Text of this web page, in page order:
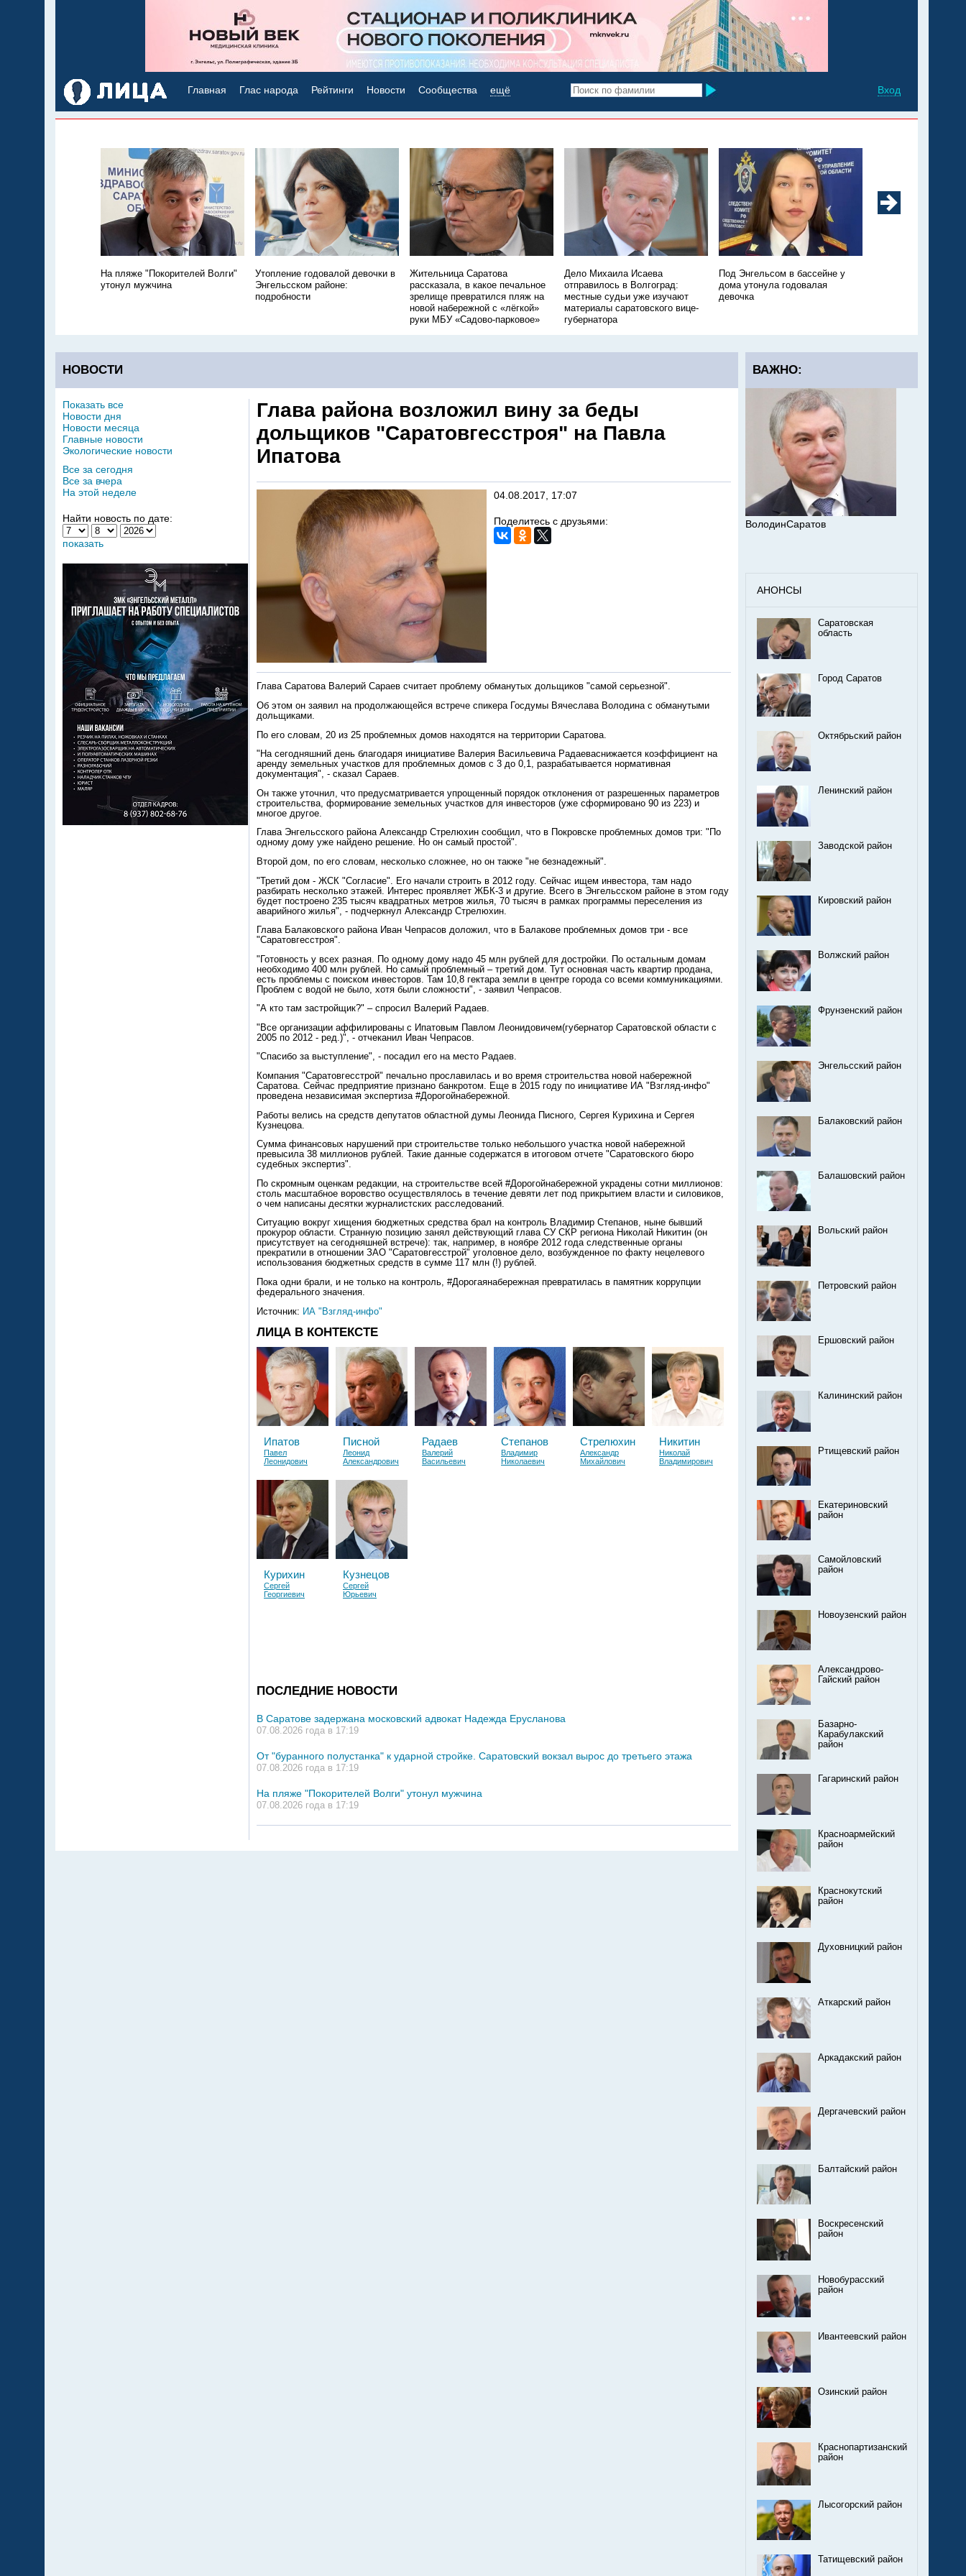
Вход
Главная Глас народа Рейтинги Новости Сообщества ещё
На пляже "Покорителей Волги"
утонул мужчина
Утопление годовалой девочки в
Энгельсском районе:
подробности
Жительница Саратова
рассказала, в какое печальное
зрелище превратился пляж на
новой набережной с «лёгкой»
руки МБУ «Садово-парковое»
Дело Михаила Исаева
отправилось в Волгоград:
местные судьи уже изучают
материалы саратовского вице-
губернатора
Под Энгельсом в бассейне у
дома утонула годовалая
девочка
НОВОСТИ
Глава района возложил вину за беды
дольщиков "Саратовгесстроя" на Павла
Ипатова
04.08.2017, 17:07
Поделитесь с друзьями:
Глава Саратова Валерий Сараев считает проблему обманутых дольщиков "самой серьезной".
Об этом он заявил на продолжающейся встрече спикера Госдумы Вячеслава Володина с обманутыми
дольщиками.
По его словам, 20 из 25 проблемных домов находятся на территории Саратова.
"На сегодняшний день благодаря инициативе Валерия Васильевича Радаеваснижается коэффициент на
аренду земельных участков для проблемных домов с 3 до 0,1, разрабатывается нормативная
документация", - сказал Сараев.
Он также уточнил, что предусматривается упрощенный порядок отклонения от разрешенных параметров
строительства, формирование земельных участков для инвесторов (уже сформировано 90 из 223) и
многое другое.
Глава Энгельсского района Александр Стрелюхин сообщил, что в Покровске проблемных домов три: "По
одному дому уже найдено решение. Но он самый простой".
Второй дом, по его словам, несколько сложнее, но он также "не безнадежный".
"Третий дом - ЖСК "Согласие". Его начали строить в 2012 году. Сейчас ищем инвестора, там надо
разбирать несколько этажей. Интерес проявляет ЖБК-3 и другие. Всего в Энгельсском районе в этом году
будет построено 235 тысяч квадратных метров жилья, 70 тысяч в рамках программы переселения из
аварийного жилья", - подчеркнул Александр Стрелюхин.
Глава Балаковского района Иван Чепрасов доложил, что в Балакове проблемных домов три - все
"Саратовгесстроя".
"Готовность у всех разная. По одному дому надо 45 млн рублей для достройки. По остальным домам
необходимо 400 млн рублей. Но самый проблемный – третий дом. Тут основная часть квартир продана,
есть проблемы с поиском инвесторов. Там 10,8 гектара земли в центре города со всеми коммуникациями.
Проблем с водой не было, хотя были сложности", - заявил Чепрасов.
"А кто там застройщик?" – спросил Валерий Радаев.
"Все организации аффилированы с Ипатовым Павлом Леонидовичем(губернатор Саратовской области с
2005 по 2012 - ред.)", - отчеканил Иван Чепрасов.
"Спасибо за выступление", - посадил его на место Радаев.
Компания "Саратовгесстрой" печально прославилась и во время строительства новой набережной
Саратова. Сейчас предприятие признано банкротом. Еще в 2015 году по инициативе ИА "Взгляд-инфо"
проведена независимая экспертиза #Дорогойнабережной.
Работы велись на средств депутатов областной думы Леонида Писного, Сергея Курихина и Сергея
Кузнецова.
Сумма финансовых нарушений при строительстве только небольшого участка новой набережной
превысила 38 миллионов рублей. Такие данные содержатся в итоговом отчете "Саратовского бюро
судебных экспертиз".
По скромным оценкам редакции, на строительстве всей #Дорогойнабережной украдены сотни миллионов:
столь масштабное воровство осуществлялось в течение девяти лет под прикрытием власти и силовиков,
о чем написаны десятки журналистских расследований.
Ситуацию вокруг хищения бюджетных средства брал на контроль Владимир Степанов, ныне бывший
прокурор области. Странную позицию занял действующий глава СУ СКР региона Николай Никитин (он
присутствует на сегодняшней встрече): так, например, в ноябре 2012 года следственные органы
прекратили в отношении ЗАО "Саратовгесстрой" уголовное дело, возбужденное по факту нецелевого
использования бюджетных средств в сумме 117 млн (!) рублей.
Пока одни брали, и не только на контроль, #Дорогаянабережная превратилась в памятник коррупции
федерального значения.
Источник: ИА "Взгляд-инфо"
ЛИЦА В КОНТЕКСТЕ
Ипатов
Павел
Леонидович
Писной
Леонид
Александрович
Радаев
Валерий
Васильевич
Степанов
Владимир
Николаевич
Стрелюхин
Александр
Михайлович
Никитин
Николай
Владимирович
Курихин
Сергей
Георгиевич
Кузнецов
Сергей
Юрьевич
ПОСЛЕДНИЕ НОВОСТИ
В Саратове задержана московский адвокат Надежда Ерусланова
07.08.2026 года в 17:19
От "буранного полустанка" к ударной стройке. Саратовский вокзал вырос до третьего этажа
07.08.2026 года в 17:19
На пляже "Покорителей Волги" утонул мужчина
07.08.2026 года в 17:19
Показать все
Новости дня
Новости месяца
Главные новости
Экологические новости
Все за сегодня
Все за вчера
На этой неделе
Найти новость по дате:
показать
ВАЖНО:
ВолодинСаратов
АНОНСЫ
Саратовская
область
Город Саратов
Октябрьский район
Ленинский район
Заводской район
Кировский район
Волжский район
Фрунзенский район
Энгельсский район
Балаковский район
Балашовский район
Вольский район
Петровский район
Ершовский район
Калининский район
Ртищевский район
Екатериновский
район
Самойловский
район
Новоузенский район
Александрово-
Гайский район
Базарно-
Карабулакский
район
Гагаринский район
Красноармейский
район
Краснокутский
район
Духовницкий район
Аткарский район
Аркадакский район
Дергачевский район
Балтайский район
Воскресенский
район
Новобурасский
район
Ивантеевский район
Озинский район
Краснопартизанский
район
Лысогорский район
Татищевский район